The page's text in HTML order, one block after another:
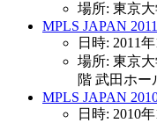
場所: 東京
MPLS JAPAN 2011
日時: 2011
場所: 東京
階 武田ホー
MPLS JAPAN
日時: 2010